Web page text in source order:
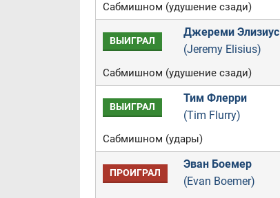
Сабмишном (удушение сзади)
ВЫИГРАЛ
Джереми Элизиус
(Jeremy Elisius)
Сабмишном (удушение сзади)
ВЫИГРАЛ
Тим Флерри
(Tim Flurry)
Сабмишном (удары)
ПРОИГРАЛ
Эван Боемер
(Evan Boemer)